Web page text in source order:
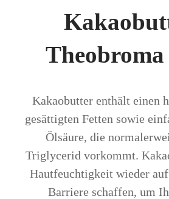
Theobroma
Kakaobutter enthält einen
gesättigten Fetten sowie
Ölsäure, die
Triglycerid vorkommt.
Hautfeuchtigkeit wieder
Barriere schaffen, um